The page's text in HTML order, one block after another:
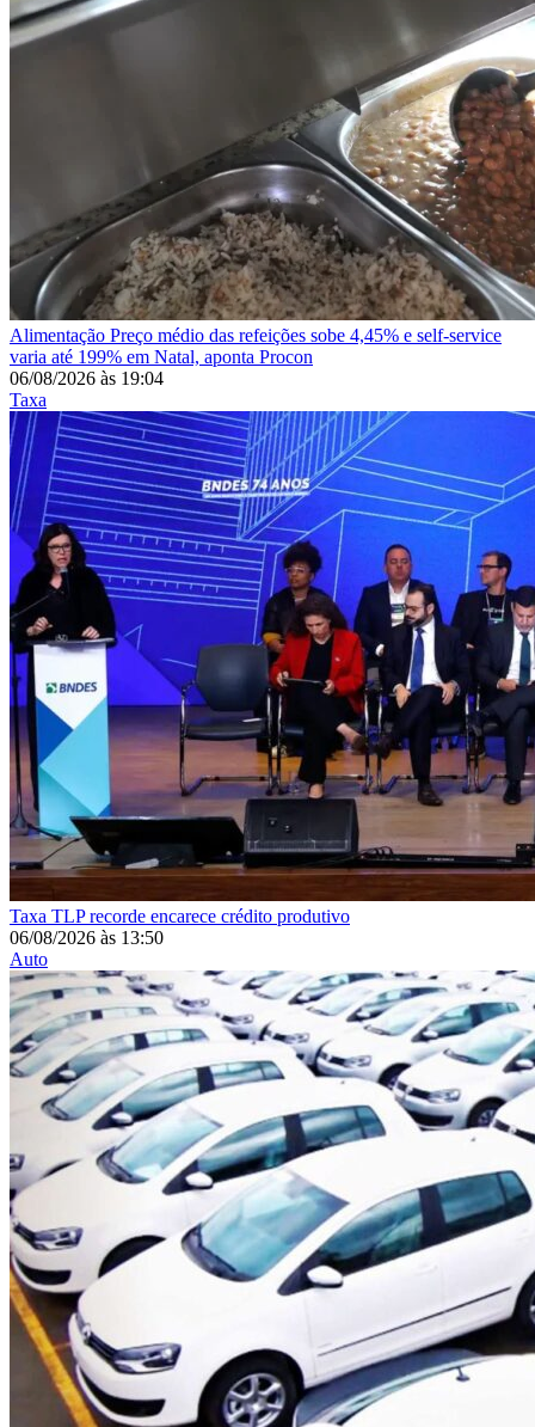
Alimentação Preço médio das refeições sobe 4,45% e self-service
varia até 199% em Natal, aponta Procon
06/08/2026 às 19:04
Taxa
Taxa TLP recorde encarece crédito produtivo
06/08/2026 às 13:50
Auto